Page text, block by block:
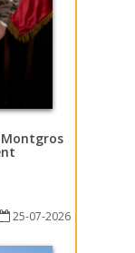
Montgros
25-07-2026